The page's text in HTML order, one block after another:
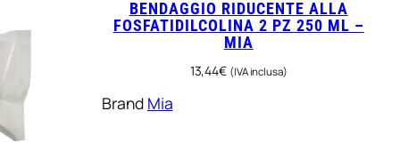
BENDAGGIO RIDUCENTE ALLA
FOSFATIDILCOLINA 2 PZ 250 ML –
MIA
13,44€ (IVA inclusa)
Brand Mia